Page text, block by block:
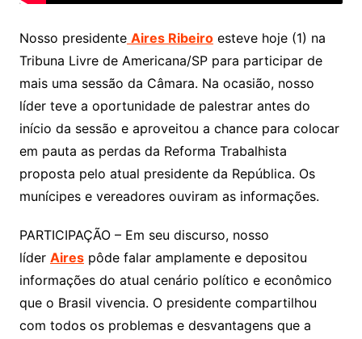
Nosso presidente Aires Ribeiroesteve hoje (1) na
Tribuna Livre de Americana/SP para participar de
mais uma sessão da Câmara. Na ocasião, nosso
líder teve a oportunidade de palestrar antes do
início da sessão e aproveitou a chance para colocar
em pauta as perdas da Reforma Trabalhista
proposta pelo atual presidente da República. Os
munícipes e vereadores ouviram as informações.
PARTICIPAÇÃO – Em seu discurso, nosso
líder Airespôde falar amplamente e depositou
informações do atual cenário político e econômico
que o Brasil vivencia. O presidente compartilhou
com todos os problemas e desvantagens que a